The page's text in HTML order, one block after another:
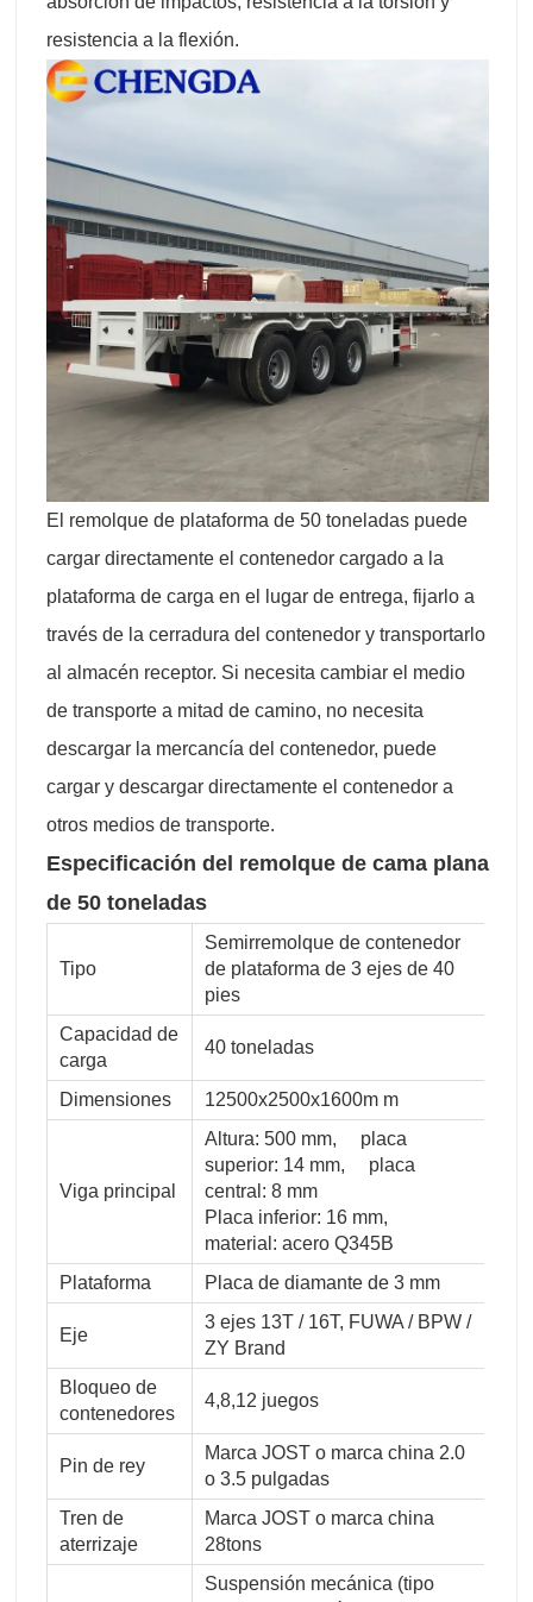
resistencia a la flexión.
El remolque de plataforma de 50 toneladas puede
cargar directamente el contenedor cargado a la
plataforma de carga en el lugar de entrega, fijarlo a
través de la cerradura del contenedor y transportarlo
al almacén receptor. Si necesita cambiar el medio
de transporte a mitad de camino, no necesita
descargar la mercancía del contenedor, puede
cargar y descargar directamente el contenedor a
otros medios de transporte.
Especificación del remolque de cama plana
de 50 toneladas
Tipo
Semirremolque de contenedor
de plataforma de 3 ejes de 40
pies
Capacidad de
carga
40 toneladas
Dimensiones 12500x2500x1600m m
Viga principal
Altura: 500 mm, placa
superior: 14 mm, placa
central: 8 mm
Placa inferior: 16 mm,
material: acero Q345B
Plataforma
Placa de diamante de 3 mm
Eje
3 ejes 13T / 16T, FUWA / BPW /
ZY Brand
Bloqueo de
contenedores
4,8,12 juegos
Pin de rey
Marca JOST o marca china 2.0
o 3.5 pulgadas
Tren de
aterrizaje
Marca JOST o marca china
28tons
Suspensión mecánica (tipo